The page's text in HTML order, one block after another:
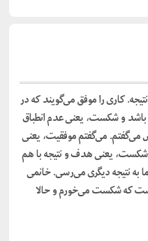
کاری را موفق می‌گویند که در
باشد و شکست، یعنی عدم انطباق
می‌گفتم. می‌گفتم موفقیت، یعنی
شکست، یعنی هدف و نتیجه با هم
به نتیجه دیگری می‌رسی. خانمی
که شکست می‌خورم و حالا